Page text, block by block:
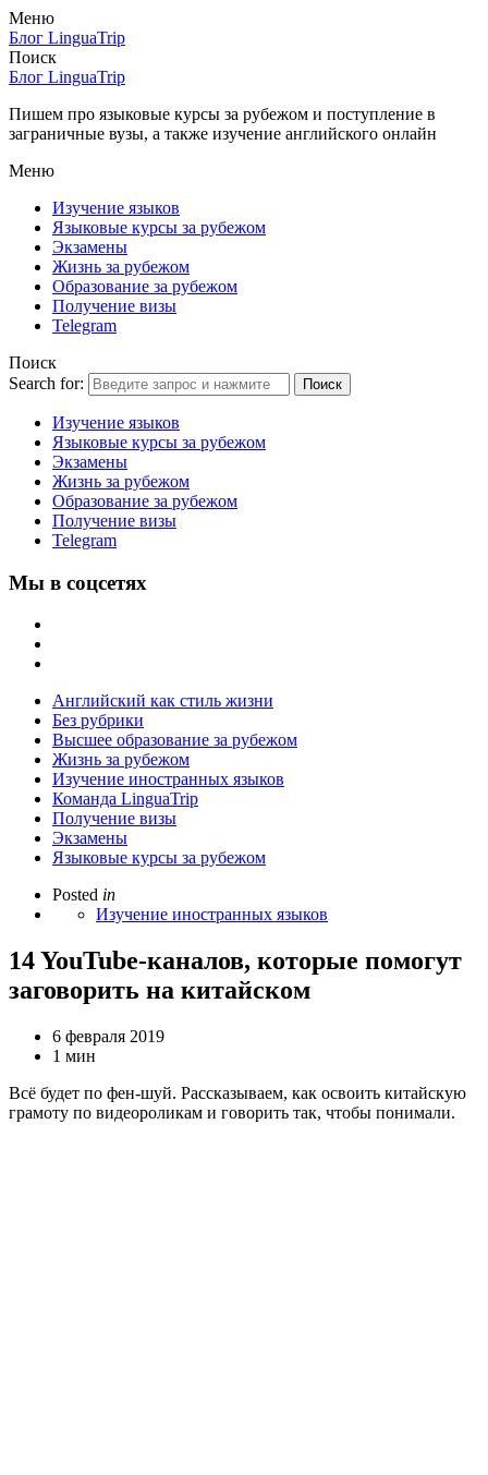
Меню
Блог LinguaTrip
Поиск
Блог LinguaTrip
Пишем про языковые курсы за рубежом и поступление в
заграничные вузы, а также изучение английского онлайн
Меню
Изучение языков
Языковые курсы за рубежом
Экзамены
Жизнь за рубежом
Образование за рубежом
Получение визы
Telegram
Поиск
Search for:
Поиск
Изучение языков
Языковые курсы за рубежом
Экзамены
Жизнь за рубежом
Образование за рубежом
Получение визы
Telegram
Мы в соцсетях
Английский как стиль жизни
Без рубрики
Высшее образование за рубежом
Жизнь за рубежом
Изучение иностранных языков
Команда LinguaTrip
Получение визы
Экзамены
Языковые курсы за рубежом
Posted in
Изучение иностранных языков
14 YouTube-каналов, которые помогут
заговорить на китайском
6 февраля 2019
1 мин
Всё будет по фен-шуй. Рассказываем, как освоить китайскую
грамоту по видеороликам и говорить так, чтобы понимали.